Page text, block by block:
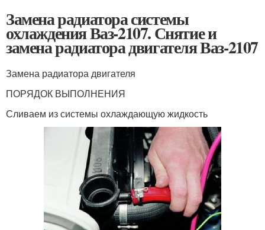
Замена радиатора системы
охлаждения Ваз-2107. Снятие и
замена радиатора двигателя Ваз-2107
Замена радиатора двигателя
ПОРЯДОК ВЫПОЛНЕНИЯ
Сливаем из системы охлаждающую жидкость